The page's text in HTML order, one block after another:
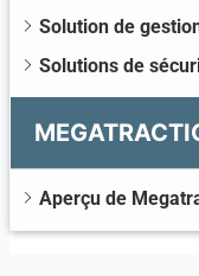
Solution de
Solutions de
Aperçu de